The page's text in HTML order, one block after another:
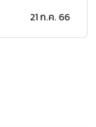
21 ก.ค. 66